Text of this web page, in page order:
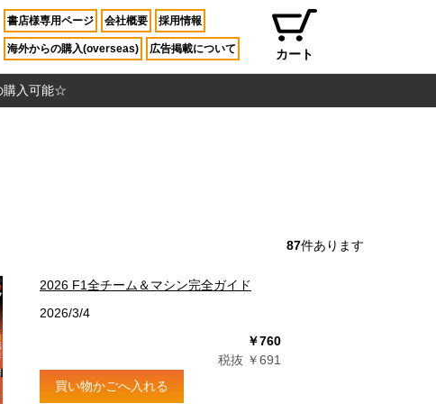
書店様専用ページ 会社概要 採用情報
海外からの購入(overseas) 広告掲載について カート
購入可能☆
87件あります
2026 F1全チーム＆マシン完全ガイド
2026/3/4
￥760
税抜 ￥691
買い物かごへ入れる